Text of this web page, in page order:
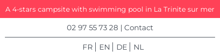
A 4-stars campsite with swimming pool in La Trinite sur mer
02 97 55 73 28 | Contact
FR EN DE NL